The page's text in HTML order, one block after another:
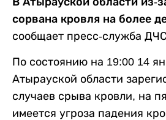
сорвана кровля на более
сообщает пресс-служба
По состоянию на 19:00 14
Атырауской области
случаев срыва кровли, на
имеется угроза падения